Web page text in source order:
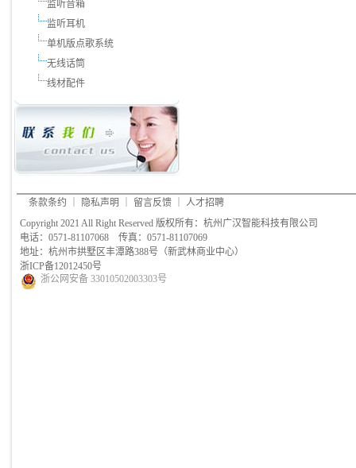
监听音箱
监听耳机
单机版点歌系统
无线话筒
线材配件
条款条约 隐私声明 留言反馈
人才招聘
Copyright 2021 All Right Reserved 版权所有：杭州广汉智能科技有限公司
电话：0571-81107068 传真：0571-81107069
地址：杭州市拱墅区丰潭路388号（新武林商业中心）
浙ICP备12012450号
浙公网安备 33010502003303号